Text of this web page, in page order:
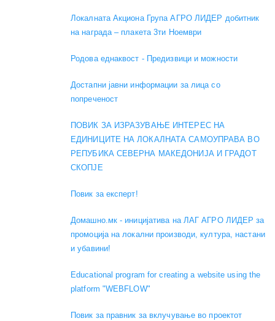
Локалната Акциона Група АГРО ЛИДЕР добитник
на награда – плакета 3ти Ноември
Родова еднаквост - Предизвици и можности
Достапни јавни информации за лица со
попреченост
ПОВИК ЗА ИЗРАЗУВАЊЕ ИНТЕРЕС НА
ЕДИНИЦИТЕ НА ЛОКАЛНАТА САМОУПРАВА ВО
РЕПУБИКА СЕВЕРНА МАКЕДОНИЈА И ГРАДОТ
СКОПЈЕ
Повик за експерт!
Домашно.мк - иницијатива на ЛАГ АГРО ЛИДЕР за
промоција на локални производи, култура, настани
и убавини!
Educational program for creating a website using the
platform "WEBFLOW"
Повик за правник за вклучување во проектот